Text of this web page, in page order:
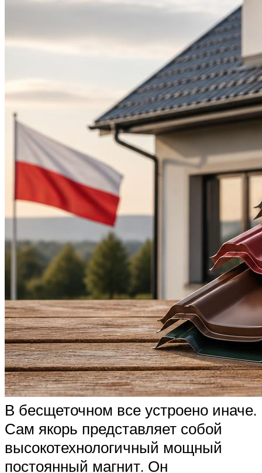
В бесщеточном все устроено иначе.
Сам якорь представляет собой
высокотехнологичный мощный
постоянный магнит. Он